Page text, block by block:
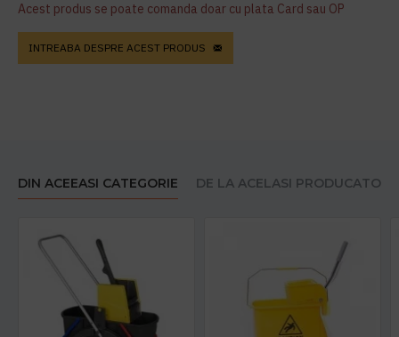
Acest produs se poate comanda doar cu plata Card sau OP
INTREABA DESPRE ACEST PRODUS
DIN ACEEASI CATEGORIE DE LA ACELASI PRODUCATOR